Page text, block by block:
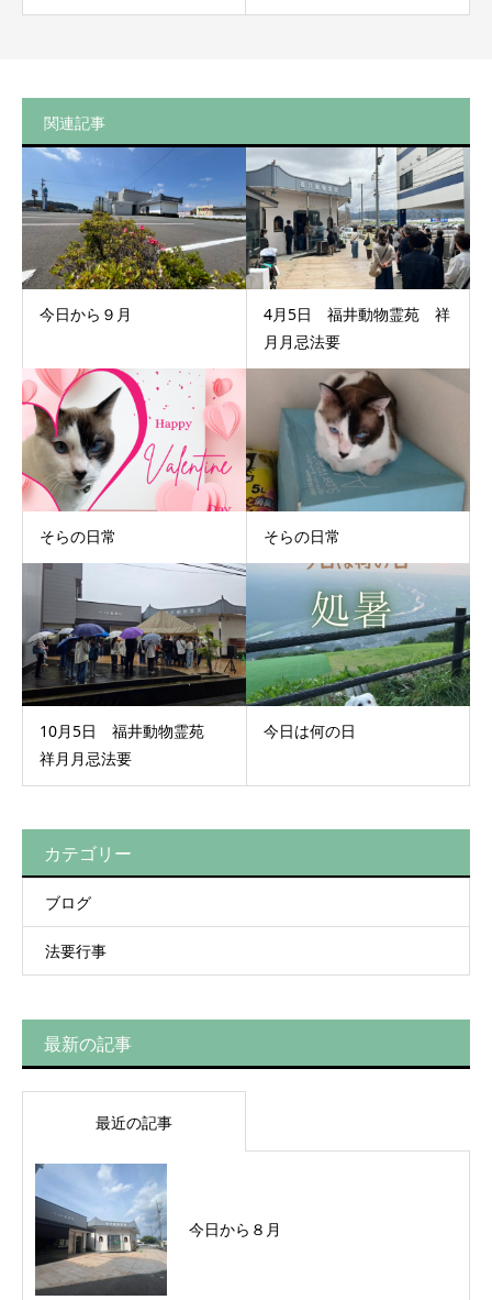
関連記事
今日から９月
4月5日 福井動物霊苑 祥
月月忌法要
そらの日常 そらの日常
10月5日 福井動物霊苑
祥月月忌法要
今日は何の日
カテゴリー
ブログ
法要行事
最新の記事
最近の記事
今日から８月